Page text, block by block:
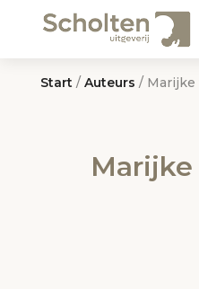
Start / Auteurs / Marijke